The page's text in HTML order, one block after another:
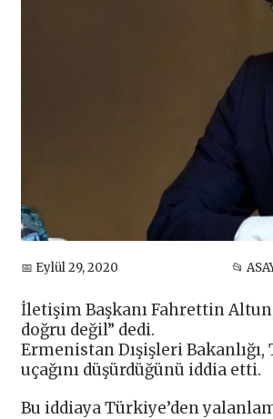
📅 Eylül 29, 2020 📂
İletişim Başkanı Fahrettin
doğru değil” dedi.
Ermenistan Dışişleri
uçağını düşürdüğünü iddia etti.
Bu iddiaya Türkiye’den